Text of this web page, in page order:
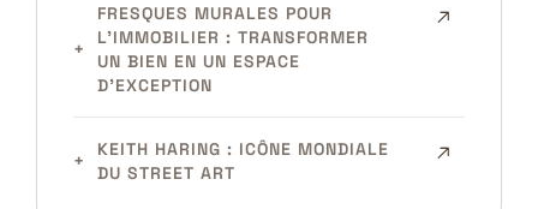
FRESQUES MURALES POUR
L’IMMOBILIER : TRANSFORMER
UN BIEN EN UN ESPACE
D’EXCEPTION
KEITH HARING : ICÔNE MONDIALE
DU STREET ART